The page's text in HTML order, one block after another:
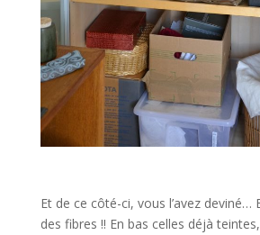
Et de ce côté-ci, vous l’avez deviné…
des fibres !! En bas celles déjà